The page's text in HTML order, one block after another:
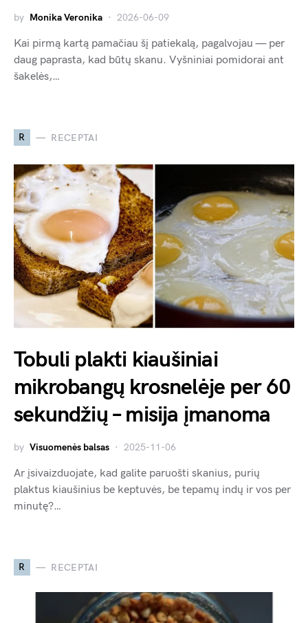
by Monika Veronika 2026-06-09
Kai pirmą kartą pamačiau šį patiekalą, pagalvojau — per
daug paprasta, kad būtų skanu. Vyšniniai pomidorai ant
šakelės,…
R RECEPTAI
Tobuli plakti kiaušiniai
mikrobangų krosnelėje per 60
sekundžių – misija įmanoma
by Visuomenės balsas 2025-11-06
Ar įsivaizduojate, kad galite paruošti skanius, purių
plaktus kiaušinius be keptuvės, be tepamų indų ir vos per
minutę?…
R RECEPTAI